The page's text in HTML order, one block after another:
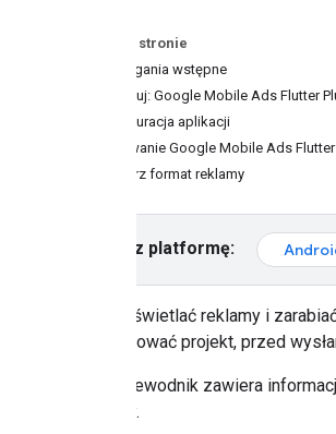
Na tej stronie
Wymagania wstępne
Importuj: Google Mobile Ads Flutter
Konfiguracja aplikacji
Inicjowanie Google Mobile Ads
Wybierz format reklamy
Wybierz platformę:
Aby wyświetlać reklamy i
przygotować projekt, przed
Ten przewodnik zawiera
reklamy.